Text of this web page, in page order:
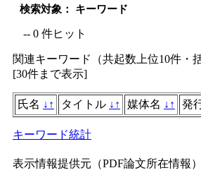
検索対象： キーワード
-- 0 件ヒット
関連キーワード（共起数上位10件・
[30件まで表示]
氏名 ↓ ↑ タイトル ↓ ↑ 媒体名 ↓ ↑ 発
キーワード統計
表示情報提供元（PDF論文所在情報）